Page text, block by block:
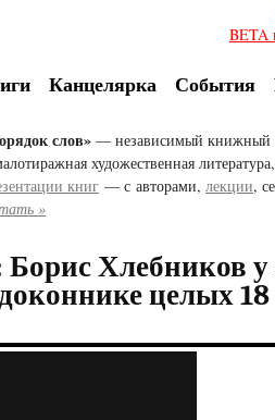
BETA
Канцелярка События
слов» — независимый книжный
художественная литература,
книг — с авторами, лекции,
»
Борис Хлебников у
целых